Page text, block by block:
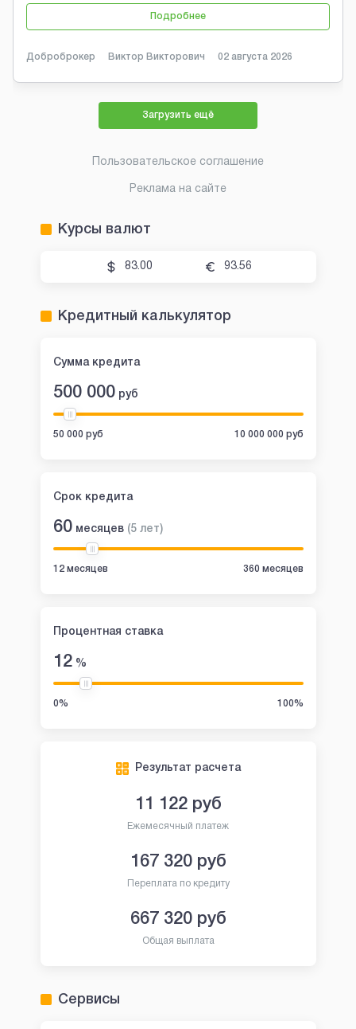
Подробнее
Доброброкер Виктор Викторович 02 августа 2026
Загрузить ещё
Пользовательское соглашение
Реклама на сайте
Курсы валют
83.00 93.56
Кредитный калькулятор
Сумма кредита
500 000 руб
50 000 руб 10 000 000 руб
Срок кредита
60 месяцев (5 лет)
12 месяцев 360 месяцев
Процентная ставка
12%
0% 100%
Результат расчета
11 122руб
Ежемесячный платеж
167 320руб
Переплата по кредиту
667 320руб
Общая выплата
Сервисы